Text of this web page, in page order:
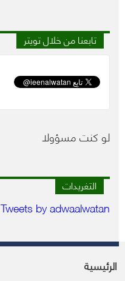
تابعنا من خلال تويتر
لو كنت مسؤولا
التغريدات
Tweets by adwaalwatan
الرئيسية